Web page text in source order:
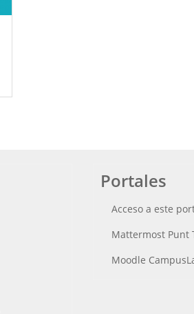
Portales
Acceso a este
Mattermost Punt
Moodle